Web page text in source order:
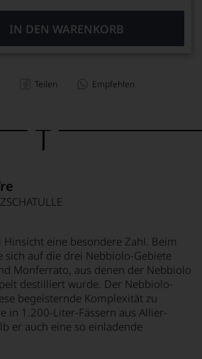
IN DEN WARENKORB
Teilen Empfehlen
eine besondere Zahl. Beim
sich auf die drei Nebbiolo-Gebiete
Monferrato, aus denen der Nebbiolo
destilliert wurde. Der Nebbiolo-
begeisternde Komplexität zu
in 1.200-Liter-Fässern aus Allier-
er auch eine so einladende
geworden, der mit Noten von